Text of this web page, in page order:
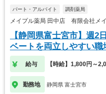
パート・アルバイト 調剤薬局
メイプル薬局 田中店 有限会社メ
【静岡県富士宮市】週2
ベートを両立しやすい
給与 【時給】1,800円～
勤務地 静岡県 富士宮市